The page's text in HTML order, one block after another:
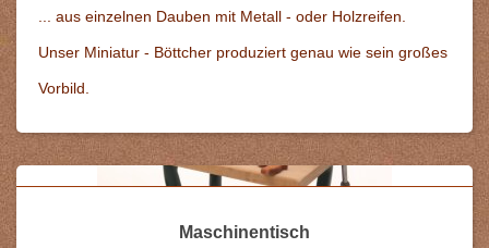
... aus einzelnen Dauben mit Metall - oder Holzreifen.
Unser Miniatur - Böttcher produziert genau wie sein großes
Vorbild.
Maschinentisch